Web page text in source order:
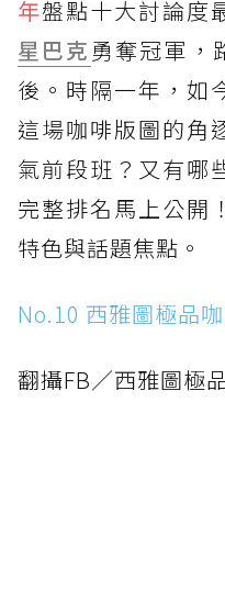
年盤點十大討論度
星巴克 勇奪冠軍，
後。時隔一年，如
這場咖啡版圖的角
氣前段班？又有哪
完整排名馬上公開
特色與話題焦點。
No.10 西雅圖極品咖
翻攝FB／西雅圖極